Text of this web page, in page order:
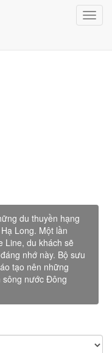
du thuyền hạng
Long. Một lần
Line, du khách sẽ
nhớ này. Bộ sưu
tạo nên những
sông nước Đông